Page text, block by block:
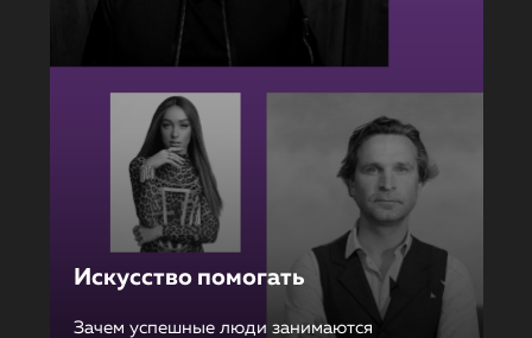
Искусство помогать
Зачем успешные люди занимаются